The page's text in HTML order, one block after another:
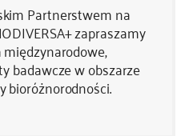
Partnerstwem na
zapraszamy
międzynarodowe,
badawcze w obszarze
bioróżnorodności.